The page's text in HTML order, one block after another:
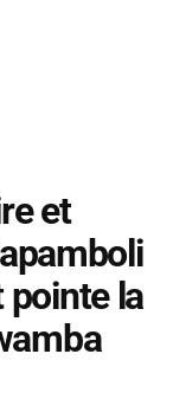
et
pointe la